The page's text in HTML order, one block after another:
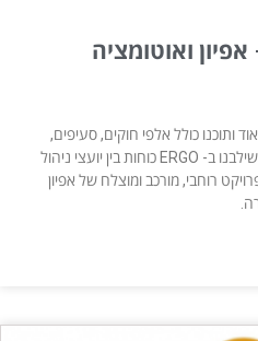
ואוטומציה
ותוכנו כולל אלפי חוקים, סעיפים,
החלטות ועוד. בעקבות מורכבות זו, שילבנו ב- ERGO כוחות בין יועצי ניהול
רוחבי, מורכב ומוצלח של אפיון